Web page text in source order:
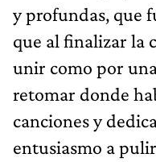
y profundas, que
que al finalizar la
unir como por
retomar donde
canciones y
entusiasmo a